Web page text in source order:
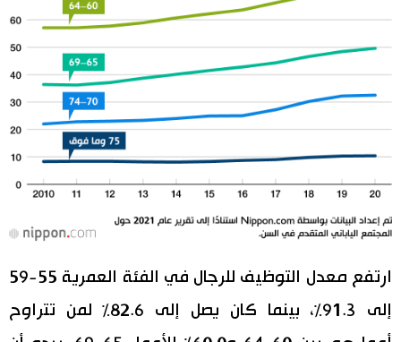
ارتفع معدل التوظيف للرجال في الفئة العمرية 55-59
إلى 91.3٪، بينما كان يصل إلى 82.6٪ لمن تتراوح